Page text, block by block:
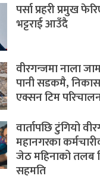
पर्सा प्रहरी प्रमुख
भट्टराई आउँदै
वीरगन्जमा नाला
पानी सडकमै,
एक्सन टिम
वार्तापछि टुंगियो
महानगरका
जेठ महिनाको तलब
सहमति